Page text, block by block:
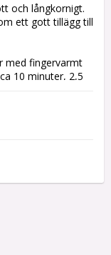
och långkornigt.
ett gott tillägg till
med fingervarmt
10 minuter, 2,5
och blanda ut
perfektion.